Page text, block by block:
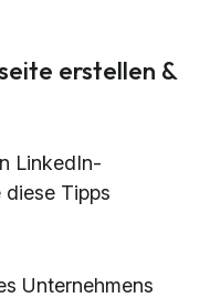
erstellen &
LinkedIn-
diese Tipps
Unternehmens